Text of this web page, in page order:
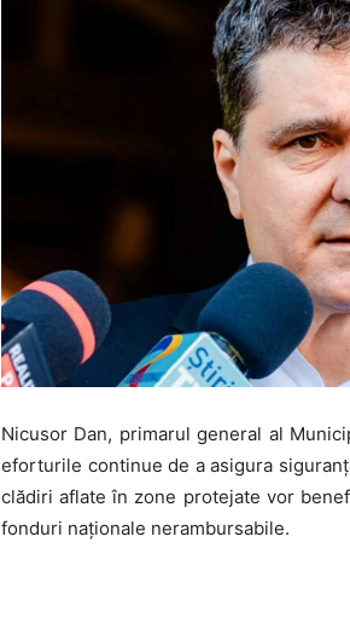
Nicusor Dan, primarul general al
eforturile continue de a asigura
clădiri aflate în zone protejate vor
fonduri naționale nerambursabile.